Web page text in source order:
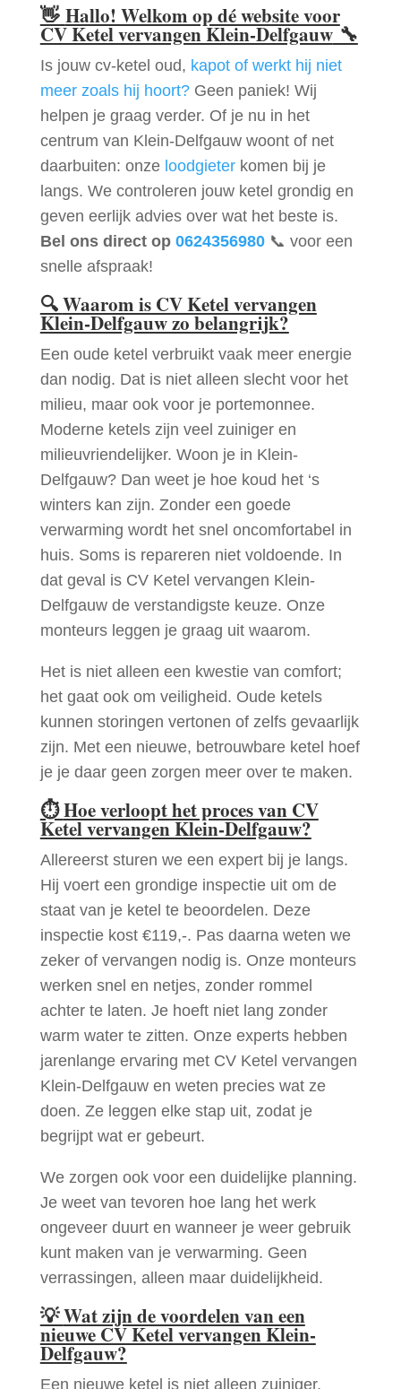
👋 Hallo! Welkom op dé website voor
CV Ketel vervangen Klein-Delfgauw🔧
Is jouw cv-ketel oud, kapot of werkt hij niet
meer zoals hij hoort?Geen paniek! Wij
helpen je graag verder. Of je nu in het
centrum van Klein-Delfgauw woont of net
daarbuiten: onze loodgieterkomen bij je
langs. We controleren jouw ketel grondig en
geven eerlijk advies over wat het beste is.
Bel ons direct op 0624356980📞 voor een
snelle afspraak!
🔍Waarom is CV Ketel vervangen
Klein-Delfgauw zo belangrijk?
Een oude ketel verbruikt vaak meer energie
dan nodig. Dat is niet alleen slecht voor het
milieu, maar ook voor je portemonnee.
Moderne ketels zijn veel zuiniger en
milieuvriendelijker. Woon je in Klein-
Delfgauw? Dan weet je hoe koud het ‘s
winters kan zijn. Zonder een goede
verwarming wordt het snel oncomfortabel in
huis. Soms is repareren niet voldoende. In
dat geval is CV Ketel vervangen Klein-
Delfgauw de verstandigste keuze. Onze
monteurs leggen je graag uit waarom.
Het is niet alleen een kwestie van comfort;
het gaat ook om veiligheid. Oude ketels
kunnen storingen vertonen of zelfs gevaarlijk
zijn. Met een nieuwe, betrouwbare ketel hoef
je je daar geen zorgen meer over te maken.
⏱Hoe verloopt het proces van CV
Ketel vervangen Klein-Delfgauw?
Allereerst sturen we een expert bij je langs.
Hij voert een grondige inspectie uit om de
staat van je ketel te beoordelen. Deze
inspectie kost €119,-. Pas daarna weten we
zeker of vervangen nodig is. Onze monteurs
werken snel en netjes, zonder rommel
achter te laten. Je hoeft niet lang zonder
warm water te zitten. Onze experts hebben
jarenlange ervaring met CV Ketel vervangen
Klein-Delfgauw en weten precies wat ze
doen. Ze leggen elke stap uit, zodat je
begrijpt wat er gebeurt.
We zorgen ook voor een duidelijke planning.
Je weet van tevoren hoe lang het werk
ongeveer duurt en wanneer je weer gebruik
kunt maken van je verwarming. Geen
verrassingen, alleen maar duidelijkheid.
💡Wat zijn de voordelen van een
nieuwe CV Ketel vervangen Klein-
Delfgauw?
Een nieuwe ketel is niet alleen zuiniger,